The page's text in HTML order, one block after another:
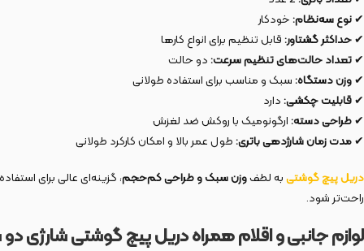
✔نوع سه‌نظام:خودکار
✔حداکثر گشتاور:قابل تنظیم برای انواع کارها
✔تعداد حالت‌های تنظیم سرعت:دو حالت
✔وزن دستگاه:سبک و مناسب برای استفاده طولانی
✔قابلیت چکشی:دارد
✔طراحی دسته:ارگونومیک با روکش ضد لغزش
✔مدت زمان شارژدهی باتری:طول عمر بالا و امکان کارکرد طولانی
دریلپیچگوشتیبه لطفوزن سبک و طراحی کم‌حجم، گزینه‌ای عالی برای
راحت‌تر شود.
لوازم جانبی و اقلام همراه دریل پیچ گوشتی شارژی دو سرعته 14/4 ولت 2